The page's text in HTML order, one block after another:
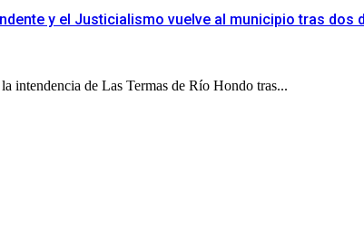
y el Justicialismo vuelve al municipio tras dos
intendencia de Las Termas de Río Hondo tras...